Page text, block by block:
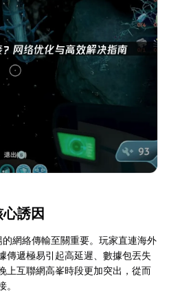
誘因
網絡傳輸至關重要。玩家直連海外
傳遞極易引起高延遲、數據包丟失
上互聯網高峯時段更加突出，從而